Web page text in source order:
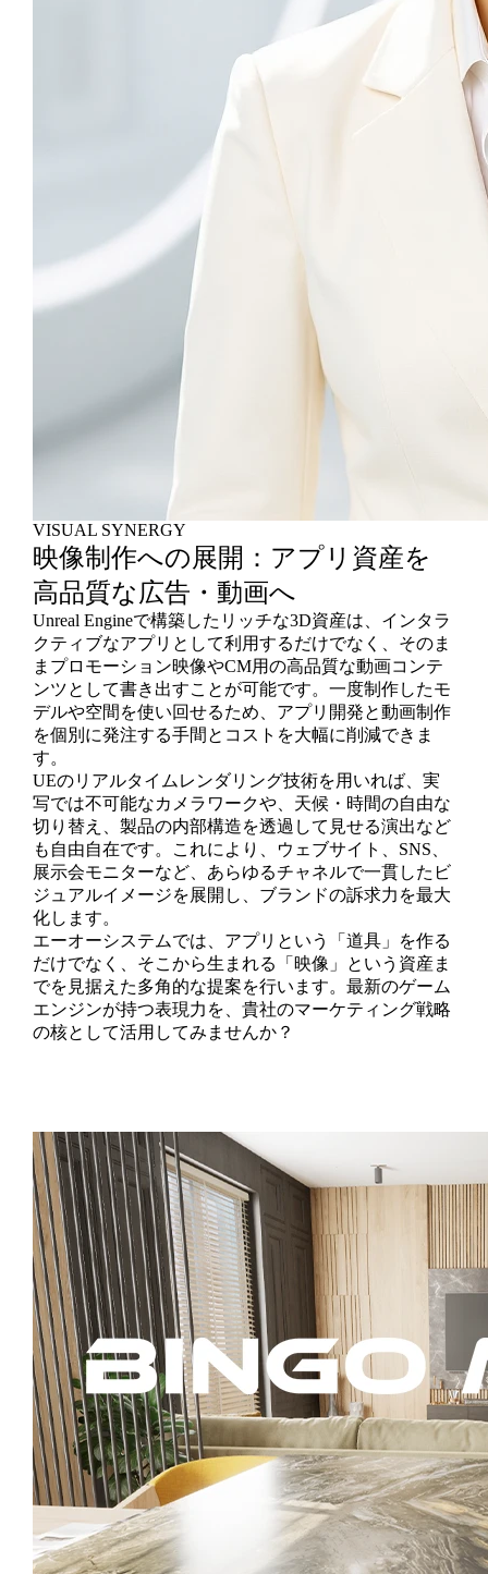
VISUAL SYNERGY
映像制作への展開：アプリ資産を
高品質な広告・動画へ
Unreal Engineで構築したリッチな3D資産は、インタラ
クティブなアプリとして利用するだけでなく、そのま
まプロモーション映像やCM用の高品質な動画コンテ
ンツとして書き出すことが可能です。一度制作したモ
デルや空間を使い回せるため、アプリ開発と動画制作
を個別に発注する手間とコストを大幅に削減できま
す。
UEのリアルタイムレンダリング技術を用いれば、実
写では不可能なカメラワークや、天候・時間の自由な
切り替え、製品の内部構造を透過して見せる演出など
も自由自在です。これにより、ウェブサイト、SNS、
展示会モニターなど、あらゆるチャネルで一貫したビ
ジュアルイメージを展開し、ブランドの訴求力を最大
化します。
エーオーシステムでは、アプリという「道具」を作る
だけでなく、そこから生まれる「映像」という資産ま
でを見据えた多角的な提案を行います。最新のゲーム
エンジンが持つ表現力を、貴社のマーケティング戦略
の核として活用してみませんか？